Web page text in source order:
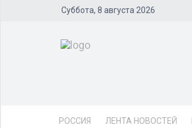
Суббота, 8 августа 2026
РОССИЯ ЛЕНТА НОВОСТЕЙ